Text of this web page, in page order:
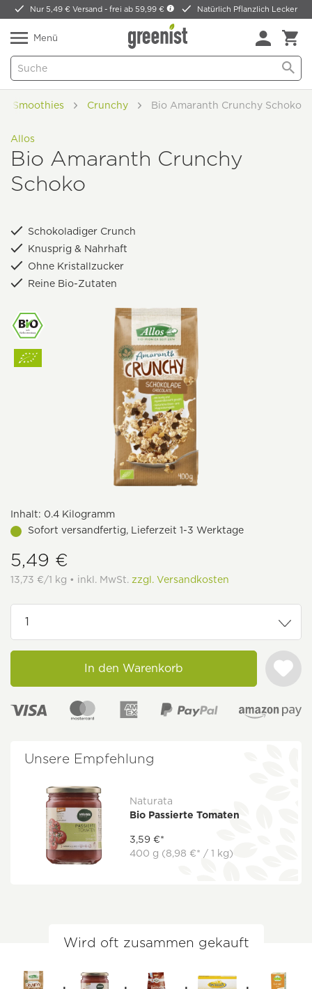
Nur 5,49 € Versand -frei ab 59,99 € Natürlich Pflanzlich Lecker
Menü
Smoothies Crunchy Bio Amaranth Crunchy Schoko
Allos
Bio Amaranth Crunchy
Schoko
Schokoladiger Crunch
Knusprig & Nahrhaft
Ohne Kristallzucker
Reine Bio-Zutaten
Inhalt: 0.4 Kilogramm
Sofort versandfertig, Lieferzeit 1-3 Werktage
5,49 €
13,73 €/1 kg • inkl. MwSt. zzgl. Versandkosten
In den Warenkorb
Unsere Empfehlung
Naturata
Bio Passierte Tomaten
3,59 €*
400 g (8,98 €* / 1 kg)
Wird oft zusammen gekauft